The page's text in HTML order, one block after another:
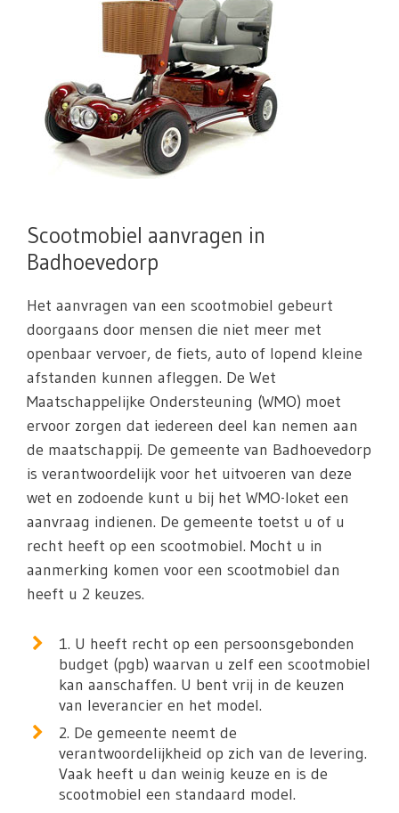
Scootmobiel aanvragen in
Badhoevedorp
Het aanvragen van een scootmobiel gebeurt
doorgaans door mensen die niet meer met
openbaar vervoer, de fiets, auto of lopend kleine
afstanden kunnen afleggen. De Wet
Maatschappelijke Ondersteuning (WMO) moet
ervoor zorgen dat iedereen deel kan nemen aan
de maatschappij. De gemeente van Badhoevedorp
is verantwoordelijk voor het uitvoeren van deze
wet en zodoende kunt u bij het WMO-loket een
aanvraag indienen. De gemeente toetst u of u
recht heeft op een scootmobiel. Mocht u in
aanmerking komen voor een scootmobiel dan
heeft u 2 keuzes.
1. U heeft recht op een persoonsgebonden
budget (pgb) waarvan u zelf een scootmobiel
kan aanschaffen. U bent vrij in de keuzen
van leverancier en het model.
2. De gemeente neemt de
verantwoordelijkheid op zich van de levering.
Vaak heeft u dan weinig keuze en is de
scootmobiel een standaard model.